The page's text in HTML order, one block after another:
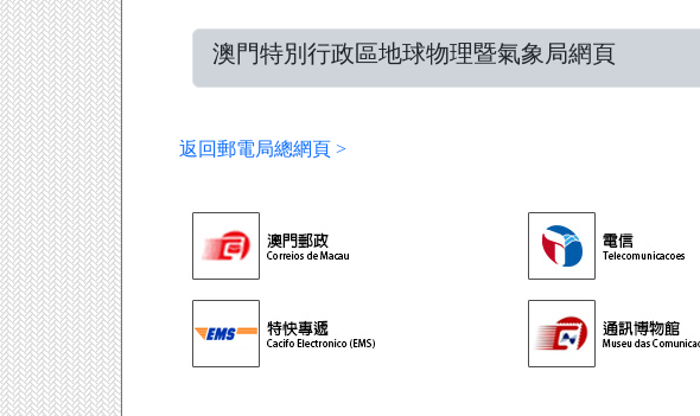
澳門特別行政區地球物理暨氣象局網頁
返回郵電局總網頁 >